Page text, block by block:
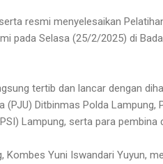
resmi menyelesaikan
pada Selasa (25/2/2025) di
tertib dan lancar dengan
(PJU) Ditbinmas Polda Lampung,
Lampung, serta para pembina
Kombes Yuni Iswandari Yuyun,